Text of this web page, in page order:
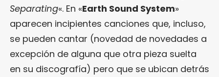
Separating«. En «Earth Sound System»
aparecen incipientes canciones que, incluso,
se pueden cantar (novedad de novedades a
excepción de alguna que otra pieza suelta
en su discografía) pero que se ubican detrás